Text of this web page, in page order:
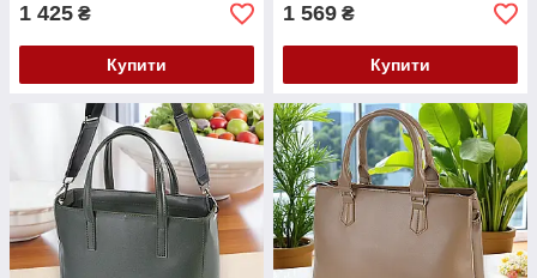
1 425 ₴
Купити
1 569 ₴
Купити